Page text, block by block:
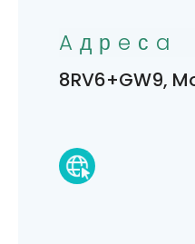
Aдрeсa
8RV6+GW9,